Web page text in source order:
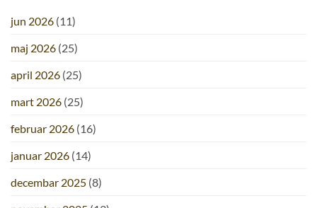
jun 2026 (11)
maj 2026 (25)
april 2026 (25)
mart 2026 (25)
februar 2026 (16)
januar 2026 (14)
decembar 2025 (8)